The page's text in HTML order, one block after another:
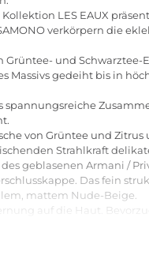
LES EAUX
verkörpern die
Grüntee- und
gedeiht bis in
spannungsreiche
von Grüntee und
Strahlkraft
geblasenen Armani /
Das fein
mattem Nude-Beige.
auf die Haut.
GEGENSTÄNDEN